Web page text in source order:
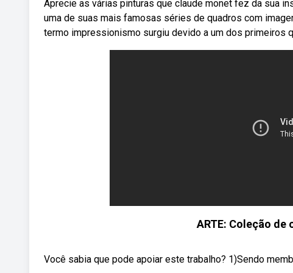
Aprecie as várias pinturas que claude monet fez da sua
uma de suas mais famosas séries de quadros com
termo impressionismo surgiu devido a um dos primeiros
ARTE: Coleção de
Você sabia que pode apoiar este trabalho? 1)Sendo